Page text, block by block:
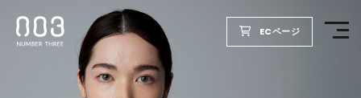
ECページ
TOP